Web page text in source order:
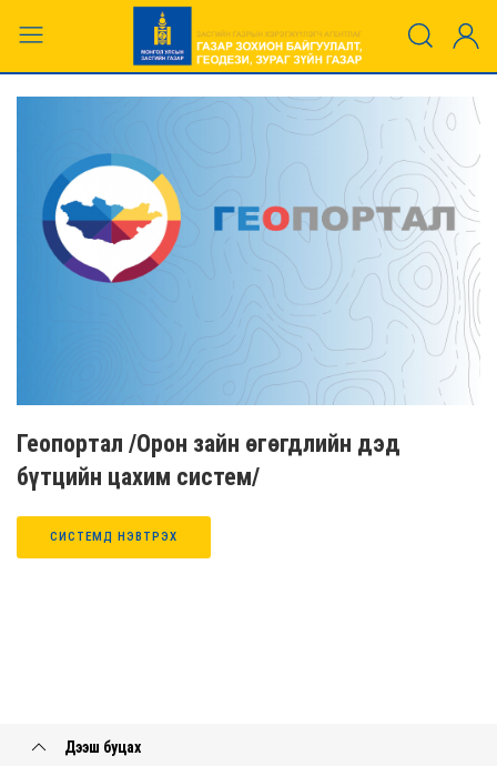
Геопортал /Орон зайн өгөгдлийн дэд
бүтцийн цахим систем/
СИСТЕМД НЭВТРЭХ
Дээш буцах